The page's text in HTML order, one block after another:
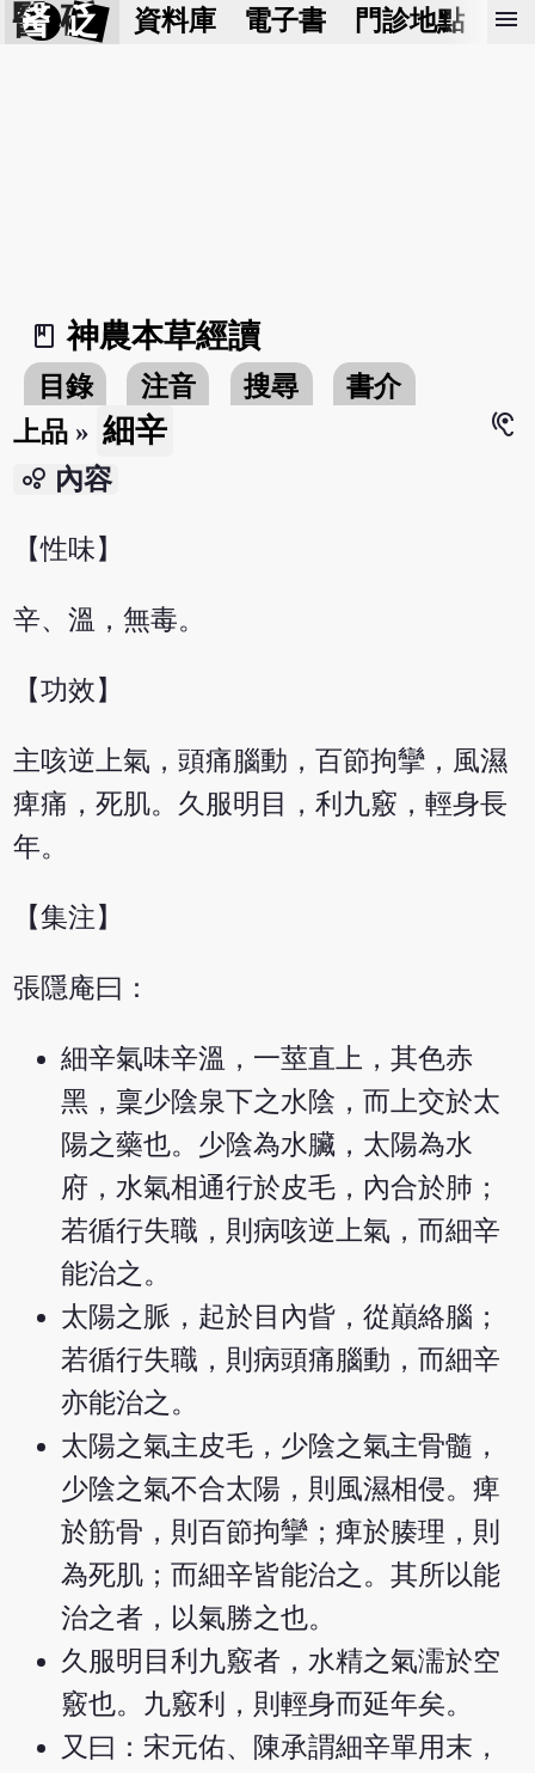
醫 砭 資料庫 電子書 門診地點 預
menu
book_2
神農本草經讀
目錄 注音 搜尋
書介
上品 » 細辛
hearing
bubble_chart 內容
【性味】
辛、溫，無毒。
【功效】
主咳逆上氣，頭痛腦動，百節拘攣，風濕
痺痛，死肌。久服明目，利九竅，輕身長
年。
【集注】
張隱庵曰：
細辛氣味辛溫，一莖直上，其色赤
黑，稟少陰泉下之水陰，而上交於太
陽之藥也。少陰為水臟，太陽為水
府，水氣相通行於皮毛，內合於肺；
若循行失職，則病咳逆上氣，而細辛
能治之。
太陽之脈，起於目內眥，從巔絡腦；
若循行失職，則病頭痛腦動，而細辛
亦能治之。
太陽之氣主皮毛，少陰之氣主骨髓，
少陰之氣不合太陽，則風濕相侵。痺
於筋骨，則百節拘攣；痺於腠理，則
為死肌；而細辛皆能治之。其所以能
治之者，以氣勝之也。
久服明目利九竅者，水精之氣濡於空
竅也。九竅利，則輕身而延年矣。
又曰：宋元佑、陳承謂細辛單用末，